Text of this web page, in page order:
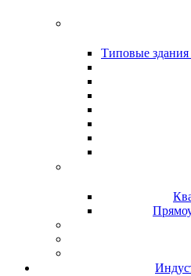
Типовые